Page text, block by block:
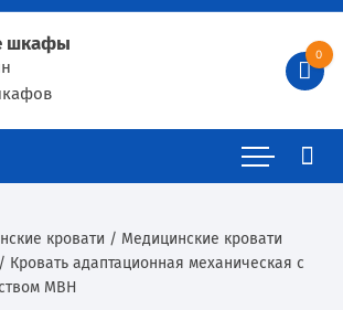
шкафы 0
кровати / Медицинские кровати
/ Кровать адаптационная механическая с
MBН